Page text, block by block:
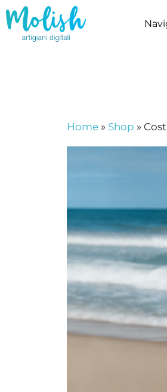
Vai
al
contenuto
Home » Shop »